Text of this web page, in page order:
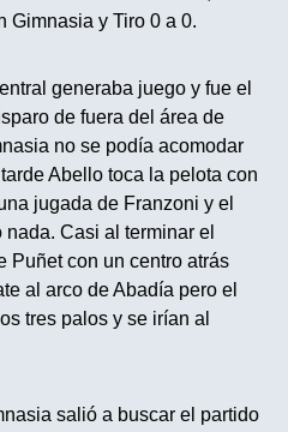
Gimnasia y Tiro 0 a 0.
generaba juego y fue el
de fuera del área de
no se podía acomodar
Abello toca la pelota con
jugada de Franzoni y el
Casi al terminar el
Puñet con un centro atrás
al arco de Abadía pero el
tres palos y se irían al
salió a buscar el partido